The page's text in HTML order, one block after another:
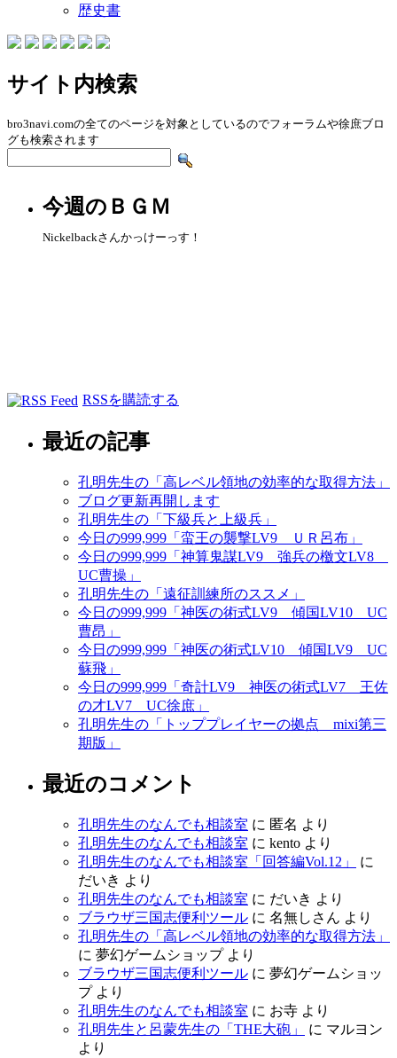
歴史書
サイト内検索
bro3navi.comの全てのページを対象としているのでフォーラムや徐庶ブロ
グも検索されます
今週のＢＧＭ
Nickelbackさんかっけーっす！
RSSを購読する
最近の記事
孔明先生の「高レベル領地の効率的な取得方法」
ブログ更新再開します
孔明先生の「下級兵と上級兵」
今日の999,999「蛮王の襲撃LV9 ＵＲ呂布」
今日の999,999「神算鬼謀LV9 強兵の檄文LV8
UC曹操」
孔明先生の「遠征訓練所のススメ」
今日の999,999「神医の術式LV9 傾国LV10 UC
曹昂」
今日の999,999「神医の術式LV10 傾国LV9 UC
蘇飛」
今日の999,999「奇計LV9 神医の術式LV7 王佐
の才LV7 UC徐庶」
孔明先生の「トッププレイヤーの拠点 mixi第三
期版」
最近のコメント
孔明先生のなんでも相談室 に 匿名 より
孔明先生のなんでも相談室 に kento より
孔明先生のなんでも相談室「回答編Vol.12」
に
だいき より
孔明先生のなんでも相談室 に だいき より
ブラウザ三国志便利ツール に 名無しさん より
孔明先生の「高レベル領地の効率的な取得方法」
に 夢幻ゲームショップより
ブラウザ三国志便利ツール に 夢幻ゲームショッ
プより
孔明先生のなんでも相談室 に お寺 より
孔明先生と呂蒙先生の「THE大砲」
に マルヨン
より